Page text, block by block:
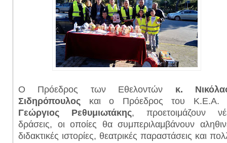
Ο Πρόεδρος των Εθελοντών κ.
Σιδηρόπουλος και ο Πρόεδρος του Κ.Ε.Α.
Γεώργιος Ρεθυμιωτάκης, προετοιμάζουν
δράσεις, οι οποίες θα συμπεριλαμβάνουν
διδακτικές ιστορίες, θεατρικές παραστάσεις και